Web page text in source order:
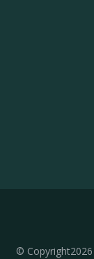
© Copyright2026